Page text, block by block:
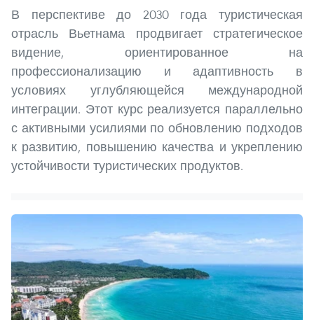
В перспективе до 2030 года туристическая
отрасль Вьетнама продвигает стратегическое
видение, ориентированное на
профессионализацию и адаптивность в
условиях углубляющейся международной
интеграции. Этот курс реализуется параллельно
с активными усилиями по обновлению подходов
к развитию, повышению качества и укреплению
устойчивости туристических продуктов.